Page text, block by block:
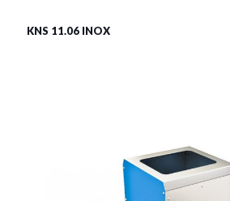
KNS 11.06 INOX
120l
Siehe mehr